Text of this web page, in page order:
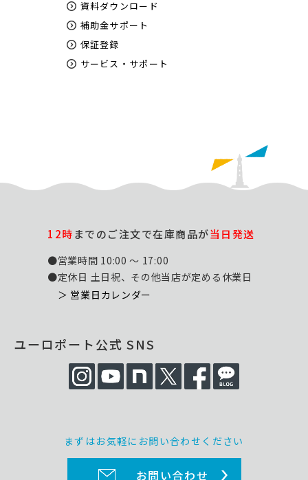
資料ダウンロード
補助金サポート
保証登録
サービス・サポート
12時までのご注文で在庫商品が当日発送
●営業時間 10:00 ～ 17:00
●定休日 土日祝、その他当店が定める休業日
＞ 営業日カレンダー
ユーロポート公式 SNS
まずはお気軽にお問い合わせください
お問い合わせ